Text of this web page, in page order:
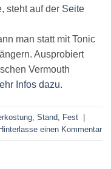
steht auf der Seite
man statt mit Tonic
Ausprobiert
Vermouth
Infos dazu.
Stand, Fest
|
einen Kommentar